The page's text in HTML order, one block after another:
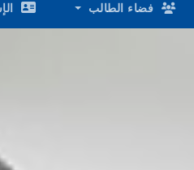
فضاء الطالب